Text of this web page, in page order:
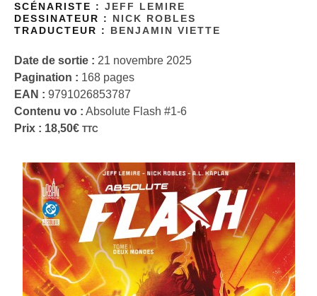
SCÉNARISTE : JEFF LEMIRE
DESSINATEUR :
NICK ROBLES
TRADUCTEUR :
BENJAMIN VIETTE
Date de sortie : 21 novembre 2025
Pagination : 168 pages
EAN : 9791026853787
Contenu vo : Absolute Flash #1-6
Prix : 18,50€ TTC